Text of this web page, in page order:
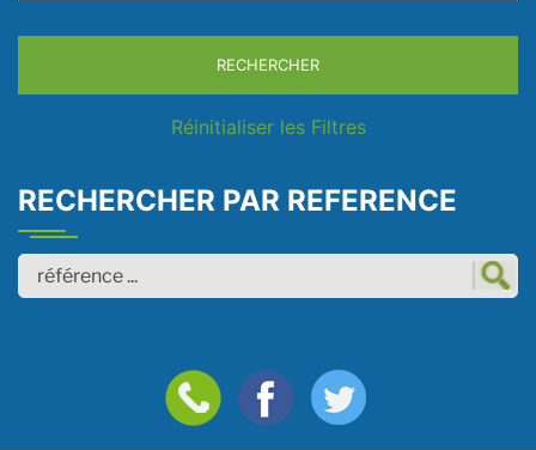
RECHERCHER
Réinitialiser les Filtres
RECHERCHER PAR REFERENCE